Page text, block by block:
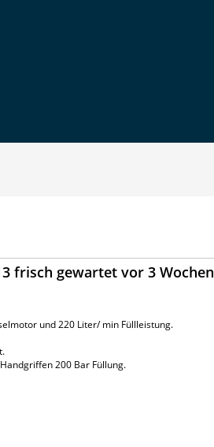
frisch gewartet vor 3 Wochen
und 220 Liter/ min Füllleistung.
200 Bar Füllung.